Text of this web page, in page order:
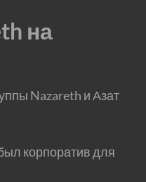
на
Nazareth и Азат
корпоратив для